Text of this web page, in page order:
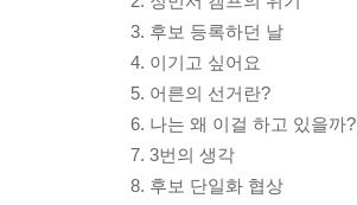
3. 후보 등록하던 날
4. 이기고 싶어요
5. 어른의 선거란?
6. 나는 왜 이걸 하고 있을까?
7. 3번의 생각
8. 후보 단일화 협상